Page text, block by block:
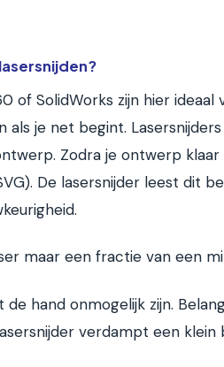
of SolidWorks zijn hier ideaal
als je net begint.
Zodra je ontwerp klaar
De lasersnijder leest dit
maar een fractie van een
hand onmogelijk zijn.
verdampt een klein